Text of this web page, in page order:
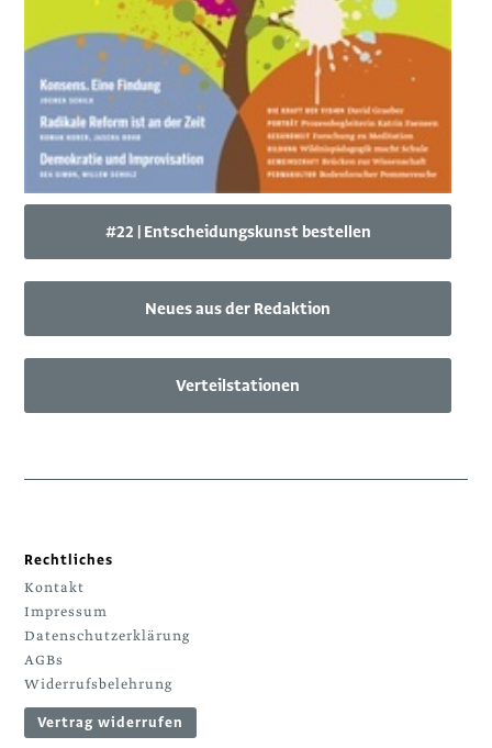
#22 | Entscheidungskunst bestellen
Neues aus der Redaktion
Verteilstationen
Rechtliches
Kontakt
Impressum
Datenschutzerklärung
AGBs
Widerrufsbelehrung
Vertrag widerrufen